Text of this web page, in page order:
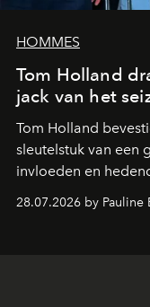
HOMMES
Tom Holland
jack van het
Tom Holland
sleutelstuk van een
invloeden en
samenkomen.
28.07.2026 by Pauline